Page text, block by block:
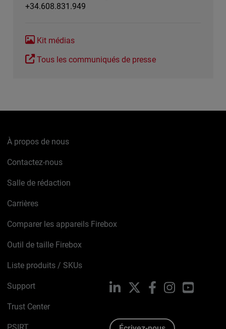
+34.608.831.949
Kit médias
Tous les communiqués de presse
À propos de nous
Contactez-nous
Salle de rédaction
Carrières
Comparer les appareils Firebox
Outil de taille Firebox
Liste produits / SKUs
Support
Trust Center
LinkedIn FacebookInstagram